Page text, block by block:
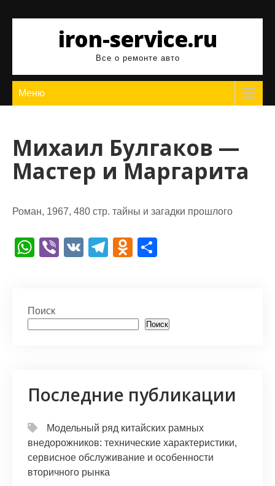
содержимомуiron-service.ru
Все о ремонте авто
Меню
Михаил Булгаков —
Мастер и Маргарита
Роман, 1967, 480 стр. тайны и загадки прошлого
W
s
A
Vi
V
T
a
O
kl
ni
ki
а
т
ь
Поиск
Поиск
Последние публикации
Модельный ряд китайских рамных
внедорожников: технические характеристики,
сервисное обслуживание и особенности
вторичного рынка